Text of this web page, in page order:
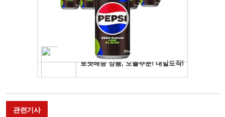
관련기사